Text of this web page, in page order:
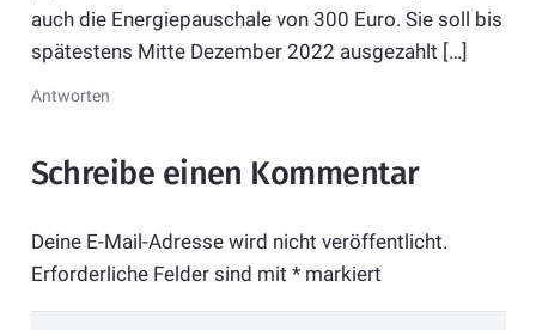
auch die Energiepauschale von 300 Euro. Sie soll bis
spätestens Mitte Dezember 2022 ausgezahlt […]
Antworten
Schreibe einen Kommentar
Deine E-Mail-Adresse wird nicht veröffentlicht.
Erforderliche Felder sind mit *markiert